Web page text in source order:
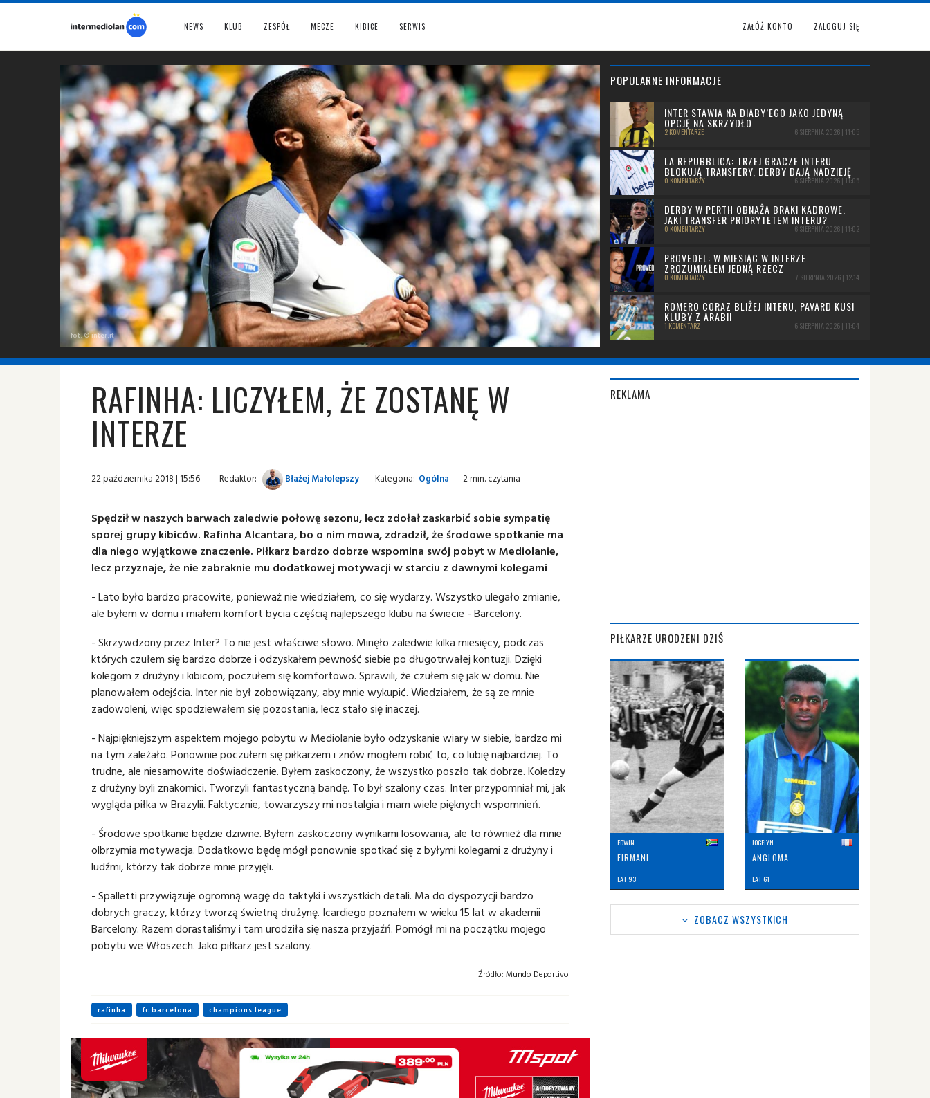
NEWS KLUB ZESPÓŁ MECZE KIBICE SERWIS ZAŁÓŻ KONTO ZALOGUJ SIĘ
fot. © inter.it
POPULARNE INFORMACJE
INTER STAWIA NA DIABY’EGO JAKO JEDYNĄ
OPCJĘ NA SKRZYDŁO
2 KOMENTARZE 6 SIERPNIA 2026 | 11:05
LA REPUBBLICA: TRZEJ GRACZE INTERU
BLOKUJĄ TRANSFERY, DERBY DAJĄ NADZIEJĘ
0 KOMENTARZY 6 SIERPNIA 2026 | 11:05
DERBY W PERTH OBNAŻA BRAKI KADROWE.
JAKI TRANSFER PRIORYTETEM INTERU?
0 KOMENTARZY 6 SIERPNIA 2026 | 11:02
PROVEDEL: W MIESIĄC W INTERZE
ZROZUMIAŁEM JEDNĄ RZECZ
0 KOMENTARZY 7 SIERPNIA 2026 | 12:14
ROMERO CORAZ BLIŻEJ INTERU, PAVARD KUSI
KLUBY Z ARABII
1 KOMENTARZ 6 SIERPNIA 2026 | 11:04
RAFINHA: LICZYŁEM, ŻE ZOSTANĘ W
INTERZE
22 października 2018 | 15:56 Redaktor: Błażej Małolepszy Kategoria: Ogólna 2 min. czytania
Spędził w naszych barwach zaledwie połowę sezonu, lecz zdołał zaskarbić sobie sympatię
sporej grupy kibiców. Rafinha Alcantara, bo o nim mowa, zdradził, że środowe spotkanie ma
dla niego wyjątkowe znaczenie. Piłkarz bardzo dobrze wspomina swój pobyt w Mediolanie,
lecz przyznaje, że nie zabraknie mu dodatkowej motywacji w starciu z dawnymi kolegami
- Lato było bardzo pracowite, ponieważ nie wiedziałem, co się wydarzy. Wszystko ulegało zmianie,
ale byłem w domu i miałem komfort bycia częścią najlepszego klubu na świecie - Barcelony.
- Skrzywdzony przez Inter? To nie jest właściwe słowo. Minęło zaledwie kilka miesięcy, podczas
których czułem się bardzo dobrze i odzyskałem pewność siebie po długotrwałej kontuzji. Dzięki
kolegom z drużyny i kibicom, poczułem się komfortowo. Sprawili, że czułem się jak w domu. Nie
planowałem odejścia. Inter nie był zobowiązany, aby mnie wykupić. Wiedziałem, że są ze mnie
zadowoleni, więc spodziewałem się pozostania, lecz stało się inaczej.
- Najpiękniejszym aspektem mojego pobytu w Mediolanie było odzyskanie wiary w siebie, bardzo mi
na tym zależało. Ponownie poczułem się piłkarzem i znów mogłem robić to, co lubię najbardziej. To
trudne, ale niesamowite doświadczenie. Byłem zaskoczony, że wszystko poszło tak dobrze. Koledzy
z drużyny byli znakomici. Tworzyli fantastyczną bandę. To był szalony czas. Inter przypomniał mi, jak
wygląda piłka w Brazylii. Faktycznie, towarzyszy mi nostalgia i mam wiele pięknych wspomnień.
- Środowe spotkanie będzie dziwne. Byłem zaskoczony wynikami losowania, ale to również dla mnie
olbrzymia motywacja. Dodatkowo będę mógł ponownie spotkać się z byłymi kolegami z drużyny i
ludźmi, którzy tak dobrze mnie przyjęli.
- Spalletti przywiązuje ogromną wagę do taktyki i wszystkich detali. Ma do dyspozycji bardzo
dobrych graczy, którzy tworzą świetną drużynę. Icardiego poznałem w wieku 15 lat w akademii
Barcelony. Razem dorastaliśmy i tam urodziła się nasza przyjaźń. Pomógł mi na początku mojego
pobytu we Włoszech. Jako piłkarz jest szalony.
Źródło: Mundo Deportivo
rafinha fc barcelona champions league
REKLAMA
PIŁKARZE URODZENI DZIŚ
EDWIN
FIRMANI
LAT: 93
JOCELYN
ANGLOMA
LAT: 61
ZOBACZ WSZYSTKICH